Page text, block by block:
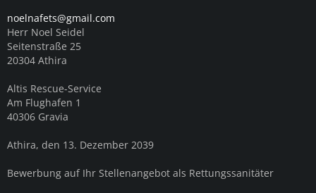
noelnafets@gmail.com
Herr Noel Seidel
Seitenstraße 25
20304 Athira
Altis Rescue-Service
Am Flughafen 1
40306 Gravia
Athira, den 13. Dezember 2039
Bewerbung auf Ihr Stellenangebot als Rettungssanitäter